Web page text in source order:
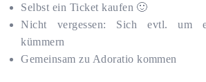
Selbst ein Ticket kaufen 🙂
Nicht vergessen: Sich evtl. um
kümmern
Gemeinsam zu Adoratio kommen